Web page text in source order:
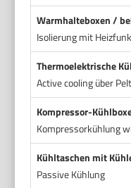
Warmhalteboxen /
Isolierung mit
Thermoelektrische
Active cooling über
Kompressor-
Kompressorkühlung
Kühltaschen mit
Passive Kühlung